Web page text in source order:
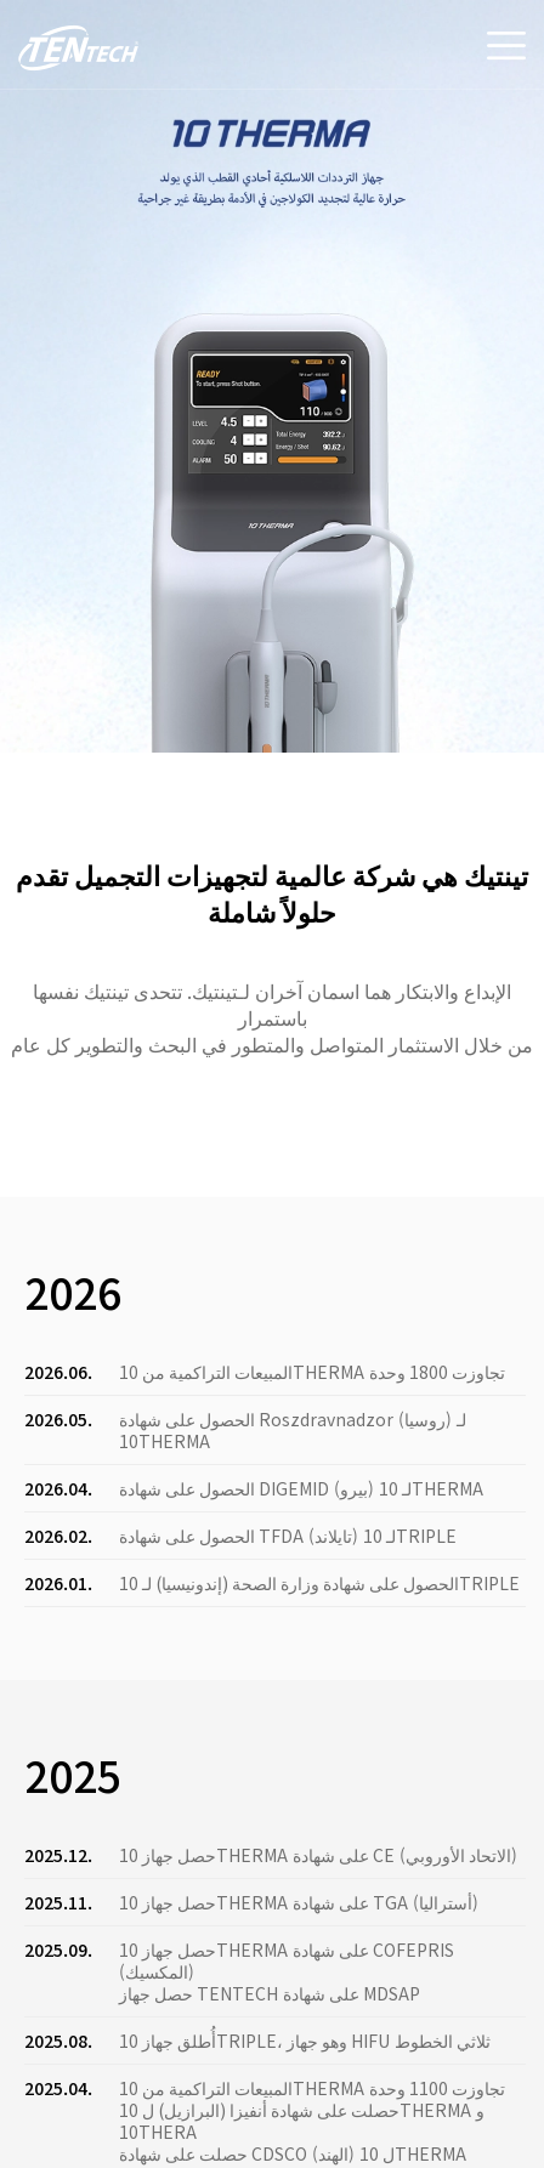
تينتيك هي شركة عالمية لتجهيزات التجميل تقدم
حلولاً شاملة
الإبداع والابتكار هما اسمان آخران لـتينتيك. تتحدى تينتيك نفسها
باستمرار
من خلال الاستثمار المتواصل والمتطور في البحث والتطوير كل عام
2026
2026.06.
المبيعات التراكمية من 10THERMA تجاوزت 1800 وحدة
2026.05.
الحصول على شهادة Roszdravnadzor (روسيا) لـ
10THERMA
2026.04.
الحصول على شهادة DIGEMID (بيرو) لـ 10THERMA
2026.02.
الحصول على شهادة TFDA (تايلاند) لـ 10TRIPLE
2026.01.
الحصول على شهادة وزارة الصحة (إندونيسيا) لـ 10TRIPLE
2025
2025.12.
حصل جهاز 10THERMA على شهادة CE (الاتحاد الأوروبي)
2025.11.
حصل جهاز 10THERMA على شهادة TGA (أستراليا)
2025.09.
حصل جهاز 10THERMA على شهادة COFEPRIS
(المكسيك)
حصل جهاز TENTECH على شهادة MDSAP
2025.08.
أُطلق جهاز 10TRIPLE، وهو جهاز HIFU ثلاثي الخطوط
2025.04.
المبيعات التراكمية من 10THERMA تجاوزت 1100 وحدة
حصلت على شهادة أنفيزا (البرازيل) ل 10THERMA و
10THERA
حصلت على شهادة CDSCO (الهند) ل 10THERMA